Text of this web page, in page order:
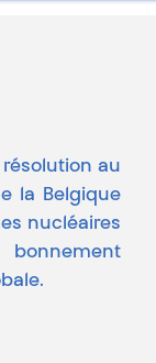
au
la Belgique
nucléaires